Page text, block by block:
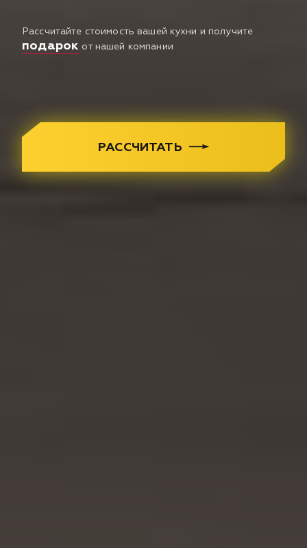
Рассчитайте стоимость вашей кухни и получите
подарок от нашей компании
РАССЧИТАТЬ